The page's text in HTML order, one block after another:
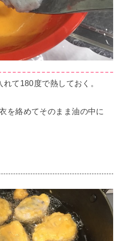
て180度で熱しておく。
を絡めてそのまま油の中に